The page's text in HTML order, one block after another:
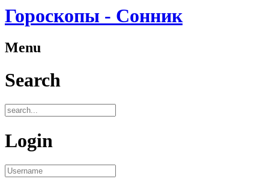
Гороскопы - Сонник
Menu
Search
Login